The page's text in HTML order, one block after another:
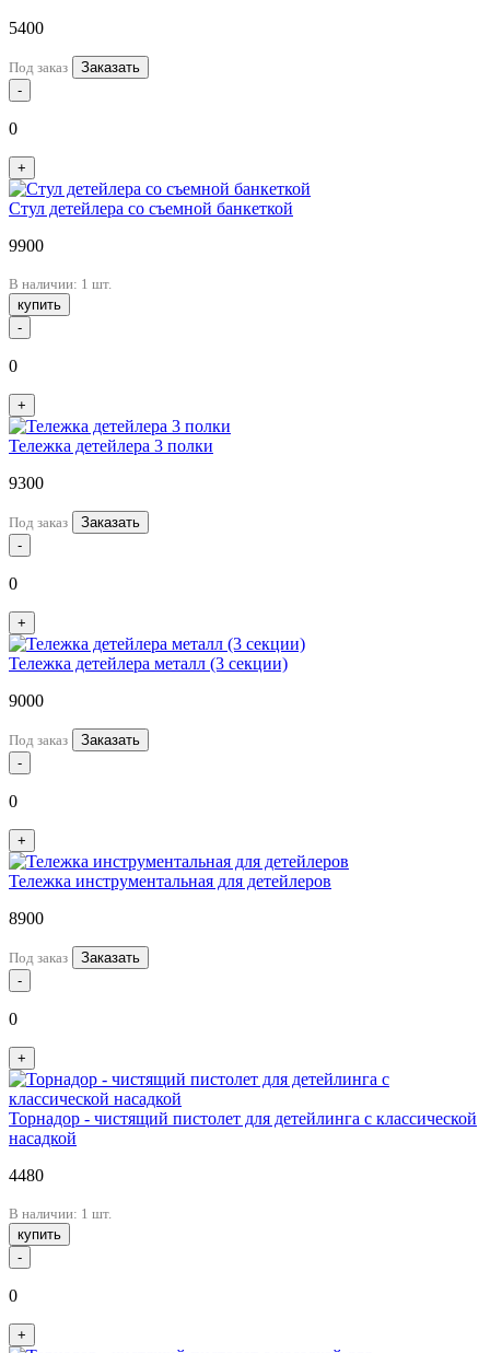
5400
Под заказ
Заказать
-
0
+
Стул детейлера со съемной банкеткой
9900
В наличии: 1 шт.
купить
-
0
+
Тележка детейлера 3 полки
9300
Под заказ
Заказать
-
0
+
Тележка детейлера металл (3 секции)
9000
Под заказ
Заказать
-
0
+
Тележка инструментальная для детейлеров
8900
Под заказ
Заказать
-
0
+
Торнадор - чистящий пистолет для детейлинга с классической
насадкой
4480
В наличии: 1 шт.
купить
-
0
+